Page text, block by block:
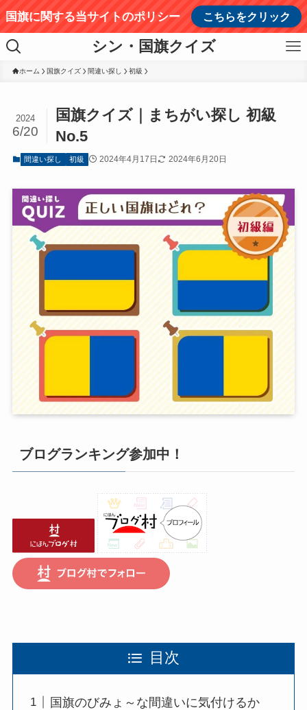
国旗に関する当サイトのポリシー こちらをクリック
シン・国旗クイズ
ホーム 国旗クイズ 間違い探し 初級
国旗クイズ｜まちがい探し 初級
No.5
2024
6/20
間違い探し 初級 2024年4月17日 2024年6月20日
ブログランキング参加中！
目次
国旗のびみょ～な間違いに気付けるか